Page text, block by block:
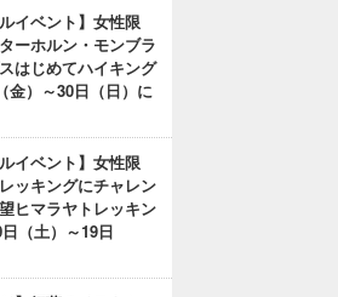
イベント】女性限
ーホルン・モンブラ
はじめてハイキング
金）～30日（日）に
イベント】女性限
ッキングにチャレン
ヒマラヤトレッキン
（土）～19日